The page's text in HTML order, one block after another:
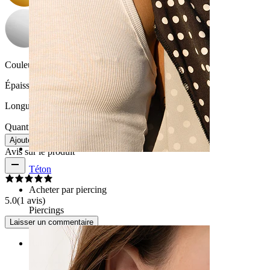
Téton
Acheter par piercing
Piercings
Couleur de la pierre:
Transparent
Épaisseur du fil:1,6 mm
Longueur:
10 mm
Quantité : 1
Modifier
Ajouter au panier
Avis sur le produit
5.0(1 avis)
Laisser un commentaire